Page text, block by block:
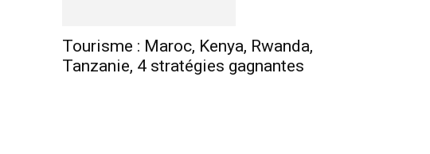
Tourisme : Maroc, Kenya, Rwanda,
Tanzanie, 4 stratégies gagnantes